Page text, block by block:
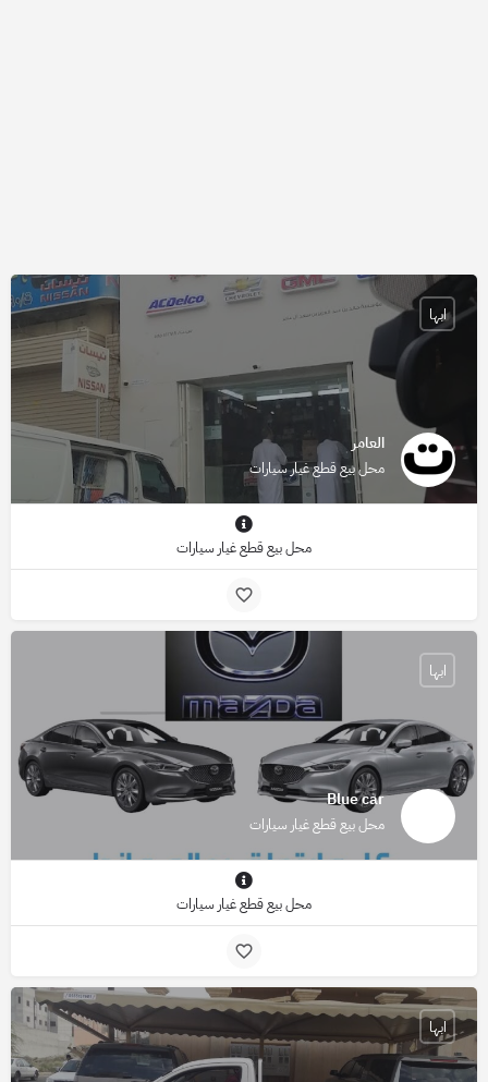
العامر
محل بيع قطع غيار سيارات
ابها
محل بيع قطع غيار سيارات
Blue car
محل بيع قطع غيار سيارات
ابها
محل بيع قطع غيار سيارات
ابها